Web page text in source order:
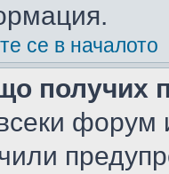
се в началото
получих
форум